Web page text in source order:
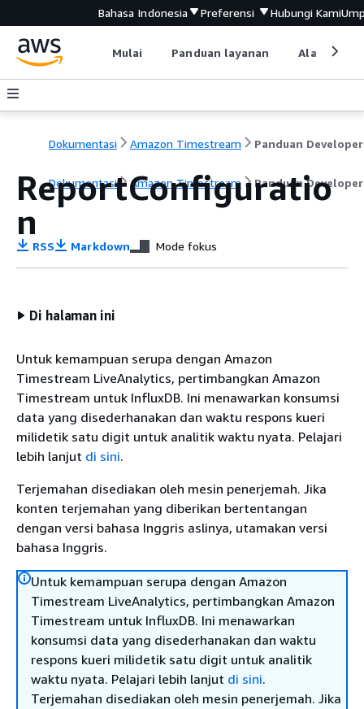
Bahasa Indonesia Preferensi Hubungi Kami
Mulai Panduan layanan Alat
Dokumentasi Amazon Timestream Panduan Developer
Dokumentasi Amazon Timestream Panduan Developer
ReportConfiguratio
n
RSS Markdown Mode fokus
Di halaman ini
Untuk kemampuan serupa dengan Amazon
Timestream LiveAnalytics, pertimbangkan Amazon
Timestream untuk InfluxDB. Ini menawarkan konsumsi
data yang disederhanakan dan waktu respons kueri
milidetik satu digit untuk analitik waktu nyata. Pelajari
lebih lanjut di sini.
Terjemahan disediakan oleh mesin penerjemah. Jika
konten terjemahan yang diberikan bertentangan
dengan versi bahasa Inggris aslinya, utamakan versi
bahasa Inggris.
Untuk kemampuan serupa dengan Amazon
Timestream LiveAnalytics, pertimbangkan Amazon
Timestream untuk InfluxDB. Ini menawarkan
konsumsi data yang disederhanakan dan waktu
respons kueri milidetik satu digit untuk analitik
waktu nyata. Pelajari lebih lanjut di sini.
Terjemahan disediakan oleh mesin penerjemah. Jika